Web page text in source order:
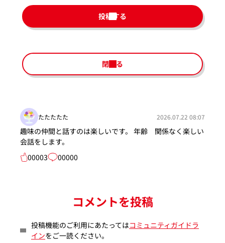
投稿する
閉じる
たたたたた 2026.07.22 08:07
趣味の仲間と話すのは楽しいです。 年齢 関係なく楽しい
会話をします。
00003
00000
コメントを投稿
投稿機能のご利用にあたってはコミュニティガイドラ
インをご一読ください。